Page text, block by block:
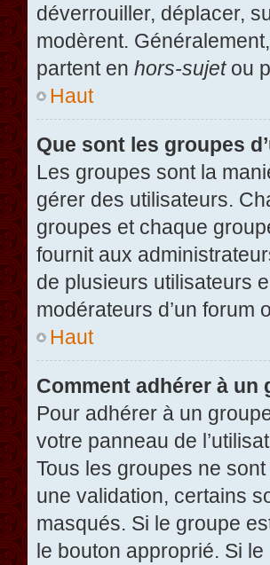
déverrouiller, déplacer,
modèrent.
partent en hors-sujetou
Haut
Que sont les groupes
Les groupes sont la
gérer des utilisateurs.
groupes et chaque
fournit aux
de plusieurs utilisateurs
modérateurs d’un forum
Haut
Comment adhérer à un
Pour adhérer à un
votre panneau de
Tous les groupes ne
une validation, certains
masqués. Si le groupe
le bouton approprié. Si